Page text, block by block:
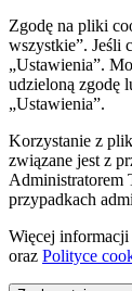
Zgodę na pliki
wszystkie”. Jeśli
„Ustawienia”.
udzieloną zgodę
„Ustawienia”.
Korzystanie z
związane jest z
Administratorem
przypadkach
Więcej
oraz Polityce